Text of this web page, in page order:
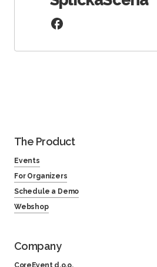
The Product
Events
For Organizers
Schedule a Demo
Webshop
Company
CoreEvent d.o.o.